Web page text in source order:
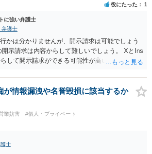
役にたった 1
に強い弁護士
弁護士
かは分かりませんが、開示請求は可能でしょう
示請求は内容からして難しいでしょう。 XとIns
して開示請求ができる可能性が高いでしょう。
アカウントが削除されている場合、今から進め
高いように思われます。 相手を特定できた場
士費用を負担させることは可能でしょうか？ →
が認めれば負担させることができるでしょう。
合は、実際の弁護士費用が認められる場合と認
何ともいえないところでしょう。
が情報漏洩や名誉毀損に該当するか
業妨害 #個人・プライベート
士